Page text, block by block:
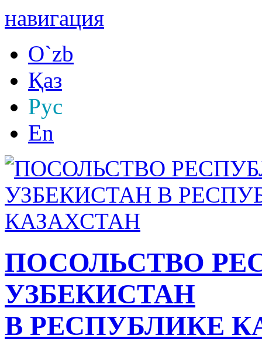
навигация
O`zb
Қаз
Рус
En
ПОСОЛЬСТВО
УЗБЕКИСТАН
В РЕСПУБЛИКЕ